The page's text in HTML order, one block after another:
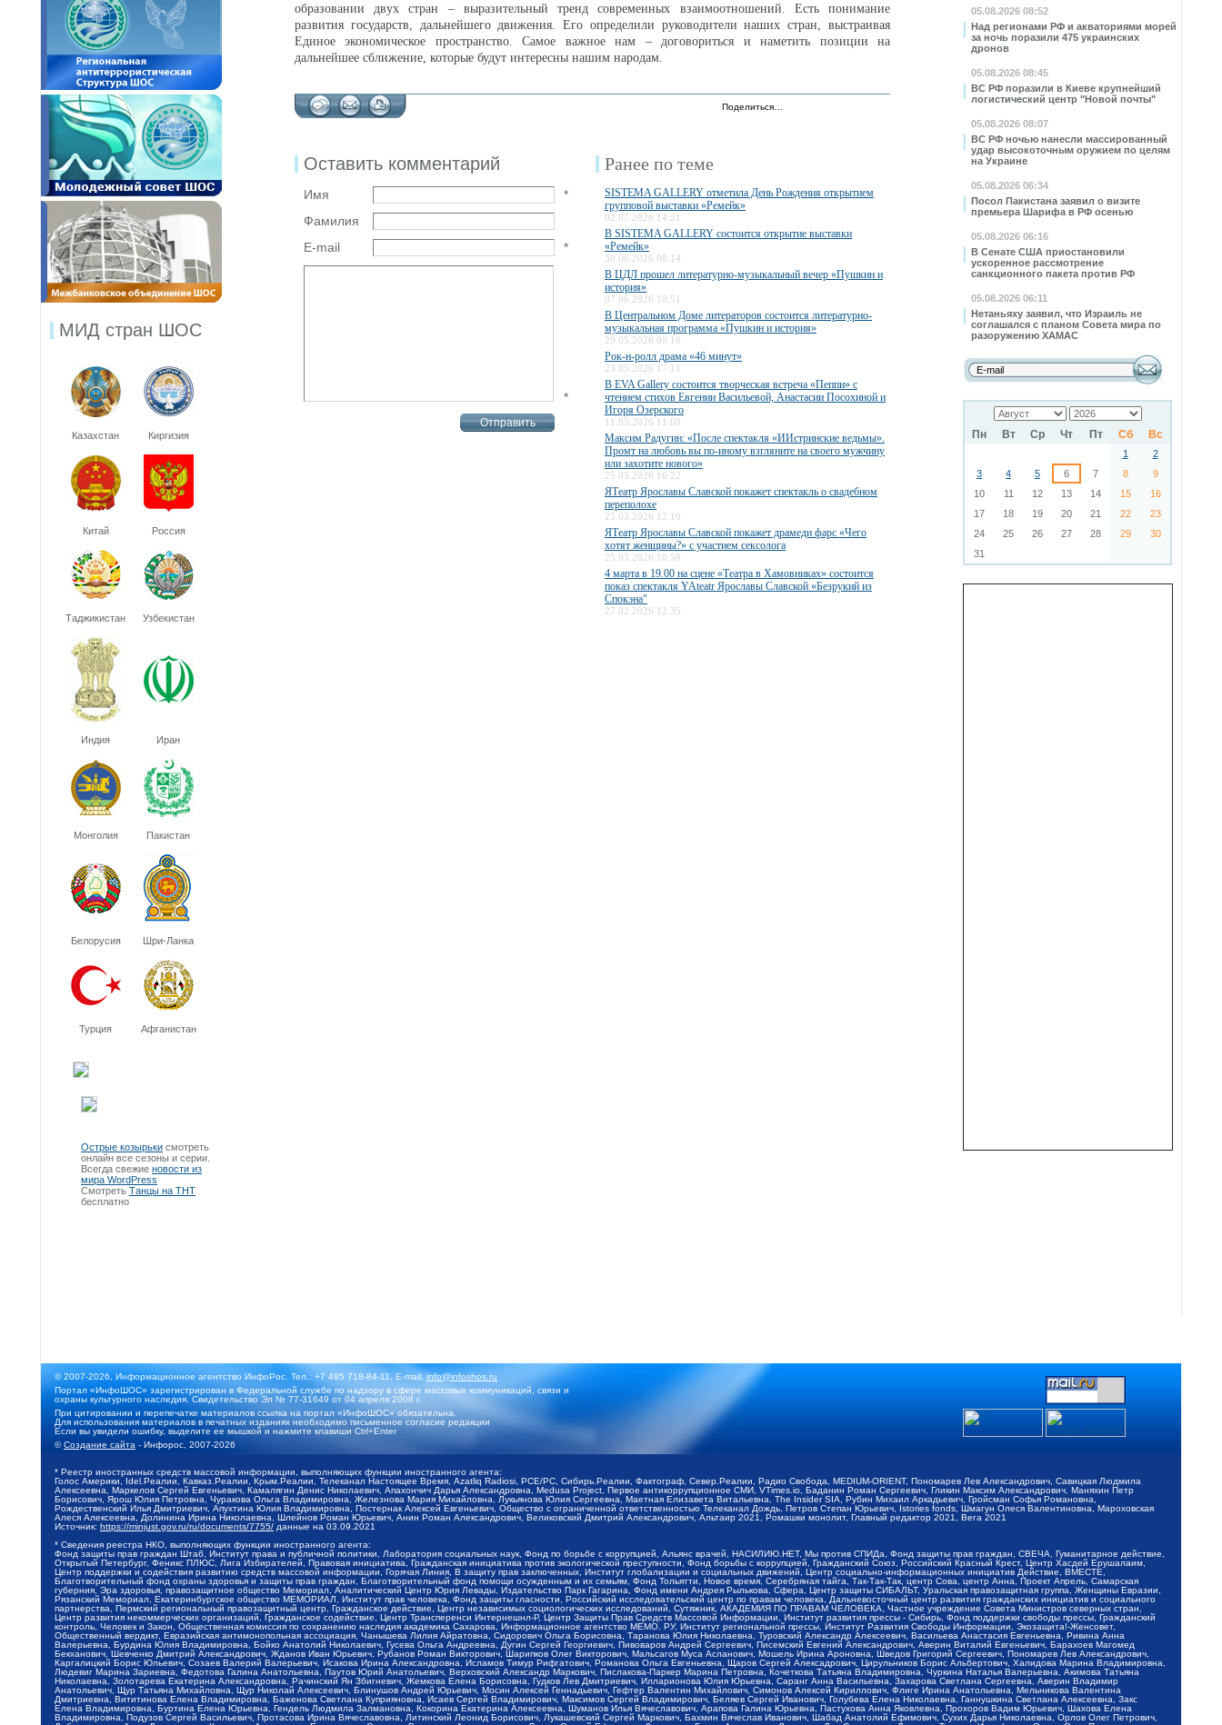
05.08.2026 08:52
Над регионами РФ и акваториями морей
за ночь поразили 475 украинских
дронов
05.08.2026 08:45
ВС РФ поразили в Киеве крупнейший
логистический центр "Новой почты"
05.08.2026 08:07
ВС РФ ночью нанесли массированный
удар высокоточным оружием по целям
на Украине
05.08.2026 06:34
Посол Пакистана заявил о визите
премьера Шарифа в РФ осенью
05.08.2026 06:16
В Сенате США приостановили
ускоренное рассмотрение
санкционного пакета против РФ
05.08.2026 06:11
Нетаньяху заявил, что Израиль не
соглашался с планом Совета мира по
разоружению ХАМАС
Пн Вт Ср Чт Пт Сб Вс
1
2
3
4 5 6 7 8
9
10
11 12 13 14 15
16
17
18 19 20 21 22
23
24
25 26 27 28 29
30
31
МИД стран ШОС
Казахстан Киргизия
Китай Россия
Таджикистан Узбекистан
Индия Иран
Монголия Пакистан
Белорусия Шри-Ланка
Турция Афганистан
Острые козырьки смотреть
онлайн все сезоны и серии.
Всегда свежие новости из
мира WordPress
Смотреть Танцы на ТНТ
бесплатно
образовании двух стран – выразительный тренд современных взаимоотношений. Есть понимание
развития государств, дальнейшего движения. Его определили руководители наших стран, выстраивая
Единое экономическое пространство. Самое важное нам – договориться и наметить позиции на
дальнейшее сближение, которые будут интересны нашим народам.
Поделиться…
Оставить комментарий
Имя
*
Фамилия
E-mail
*
*
Ранее по теме
SISTEMA GALLERY отметила День Рождения открытием
групповой выставки «Ремейк»
02.07.2026 14:21
В SISTEMA GALLERY состоится открытие выставки
«Ремейк»
30.06.2026 08:14
В ЦДЛ прошел литературно-музыкальный вечер «Пушкин и
история»
07.06.2026 10:51
В Центральном Доме литераторов состоится литературно-
музыкальная программа «Пушкин и история»
29.05.2026 09:16
Рок-н-ролл драма «46 минут»
23.05.2026 17:11
В EVA Gallery состоится творческая встреча «Пеппи» с
чтением стихов Евгении Васильевой, Анастасии Посохиной и
Игоря Озерского
11.05.2026 11:08
Максим Радугин: «После спектакля «ИИстринские ведьмы».
Промт на любовь вы по-иному взгляните на своего мужчину
или захотите нового»
25.03.2026 16:22
ЯТеатр Ярославы Славской покажет спектакль о свадебном
переполохе
25.03.2026 12:10
ЯТеатр Ярославы Славской покажет драмеди фарс «Чего
хотят женщины?» с участием сексолога
25.03.2026 10:58
4 марта в 19.00 на сцене «Театра в Хамовниках» состоится
показ спектакля YAteatr Ярославы Славской «Безрукий из
Спокэна"
27.02.2026 12:35
© 2007-2026, Информационное агентство ИнфоРос. Тел.: +7 495 718-84-11, E-mail:info@infoshos.ru
Портал «ИнфоШОС» зарегистрирован в Федеральной службе по надзору в сфере массовых коммуникаций, связи и
охраны культурного наследия. Свидетельство Эл № 77-31649 от 04 апреля 2008 г.
При цитировании и перепечатке материалов ссылка на портал «ИнфоШОС» обязательна.
Для использования материалов в печатных изданиях необходимо письменное согласие редакции
Если вы увидели ошибку, выделите ее мышкой и нажмите клавиши Ctrl+Enter
©Создание сайта - Инфорос, 2007-2026
* Реестр иностранных средств массовой информации, выполняющих функции иностранного агента:
Голос Америки, Idel.Реалии, Кавказ.Реалии, Крым.Реалии, Телеканал Настоящее Время, Azatliq Radiosi, PCE/PC, Сибирь.Реалии, Фактограф, Север.Реалии, Радио Свобода, MEDIUM-ORIENT, Пономарев Лев Александрович, Савицкая Людмила
Алексеевна, Маркелов Сергей Евгеньевич, Камалягин Денис Николаевич, Апахончич Дарья Александровна, Medusa Project, Первое антикоррупционное СМИ, VTimes.io, Баданин Роман Сергеевич, Гликин Максим Александрович, Маняхин Петр
Борисович, Ярош Юлия Петровна, Чуракова Ольга Владимировна, Железнова Мария Михайловна, Лукьянова Юлия Сергеевна, Маетная Елизавета Витальевна, The Insider SIA, Рубин Михаил Аркадьевич, Гройсман Софья Романовна,
Рождественский Илья Дмитриевич, Апухтина Юлия Владимировна, Постернак Алексей Евгеньевич, Общество с ограниченной ответственностью Телеканал Дождь, Петров Степан Юрьевич, Istories fonds, Шмагун Олеся Валентиновна, Мароховская
Алеся Алексеевна, Долинина Ирина Николаевна, Шлейнов Роман Юрьевич, Анин Роман Александрович, Великовский Дмитрий Александрович, Альтаир 2021, Ромашки монолит, Главный редактор 2021, Вега 2021
Источник: https://minjust.gov.ru/ru/documents/7755/ данные на 03.09.2021
* Сведения реестра НКО, выполняющих функции иностранного агента:
Фонд защиты прав граждан Штаб, Институт права и публичной политики, Лаборатория социальных наук, Фонд по борьбе с коррупцией, Альянс врачей, НАСИЛИЮ.НЕТ, Мы против СПИДа, Фонд защиты прав граждан, СВЕЧА, Гуманитарное действие,
Открытый Петербург, Феникс ПЛЮС, Лига Избирателей, Правовая инициатива, Гражданская инициатива против экологической преступности, Фонд борьбы с коррупцией, Гражданский Союз, Российский Красный Крест, Центр Хасдей Ерушалаим,
Центр поддержки и содействия развитию средств массовой информации, Горячая Линия, В защиту прав заключенных, Институт глобализации и социальных движений, Центр социально-информационных инициатив Действие, ВМЕСТЕ,
Благотворительный фонд охраны здоровья и защиты прав граждан, Благотворительный фонд помощи осужденным и их семьям, Фонд Тольятти, Новое время, Серебряная тайга, Так-Так-Так, центр Сова, центр Анна, Проект Апрель, Самарская
губерния, Эра здоровья, правозащитное общество Мемориал, Аналитический Центр Юрия Левады, Издательство Парк Гагарина, Фонд имени Андрея Рылькова, Сфера, Центр защиты СИБАЛЬТ, Уральская правозащитная группа, Женщины Евразии,
Рязанский Мемориал, Екатеринбургское общество МЕМОРИАЛ, Институт прав человека, Фонд защиты гласности, Российский исследовательский центр по правам человека, Дальневосточный центр развития гражданских инициатив и социального
партнерства, Пермский региональный правозащитный центр, Гражданское действие, Центр независимых социологических исследований, Сутяжник, АКАДЕМИЯ ПО ПРАВАМ ЧЕЛОВЕКА, Частное учреждение Совета Министров северных стран,
Центр развития некоммерческих организаций, Гражданское содействие, Центр Трансперенси Интернешнл-Р, Центр Защиты Прав Средств Массовой Информации, Институт развития прессы - Сибирь, Фонд поддержки свободы прессы, Гражданский
контроль, Человек и Закон, Общественная комиссия по сохранению наследия академика Сахарова, Информационное агентство МЕМО. РУ, Институт региональной прессы, Институт Развития Свободы Информации, Экозащита!-Женсовет,
Общественный вердикт, Евразийская антимонопольная ассоциация, Чанышева Лилия Айратовна, Сидорович Ольга Борисовна, Таранова Юлия Николаевна, Туровский Александр Алексеевич, Васильева Анастасия Евгеньевна, Ривина Анна
Валерьевна, Бурдина Юлия Владимировна, Бойко Анатолий Николаевич, Гусева Ольга Андреевна, Дугин Сергей Георгиевич, Пивоваров Андрей Сергеевич, Писемский Евгений Александрович, Аверин Виталий Евгеньевич, Барахоев Магомед
Бекханович, Шевченко Дмитрий Александрович, Жданов Иван Юрьевич, Рубанов Роман Викторович, Шарипков Олег Викторович, Мальсагов Муса Асланович, Мошель Ирина Ароновна, Шведов Григорий Сергеевич, Пономарев Лев Александрович,
Каргалицкий Борис Юльевич, Созаев Валерий Валерьевич, Исакова Ирина Александровна, Исламов Тимур Рифгатович, Романова Ольга Евгеньевна, Щаров Сергей Алексадрович, Цирульников Борис Альбертович, Халидова Марина Владимировна,
Людевиг Марина Зариевна, Федотова Галина Анатольевна, Паутов Юрий Анатольевич, Верховский Александр Маркович, Пислакова-Паркер Марина Петровна, Кочеткова Татьяна Владимировна, Чуркина Наталья Валерьевна, Акимова Татьяна
Николаевна, Золотарева Екатерина Александровна, Рачинский Ян Збигневич, Жемкова Елена Борисовна, Гудков Лев Дмитриевич, Илларионова Юлия Юрьевна, Саранг Анна Васильевна, Захарова Светлана Сергеевна, Аверин Владимир
Анатольевич, Щур Татьяна Михайловна, Щур Николай Алексеевич, Блинушов Андрей Юрьевич, Мосин Алексей Геннадьевич, Гефтер Валентин Михайлович, Симонов Алексей Кириллович, Флиге Ирина Анатольевна, Мельникова Валентина
Дмитриевна, Вититинова Елена Владимировна, Баженова Светлана Куприяновна, Исаев Сергей Владимирович, Максимов Сергей Владимирович, Беляев Сергей Иванович, Голубева Елена Николаевна, Ганнушкина Светлана Алексеевна, Закс
Елена Владимировна, Буртина Елена Юрьевна, Гендель Людмила Залмановна, Кокорина Екатерина Алексеевна, Шуманов Илья Вячеславович, Арапова Галина Юрьевна, Пастухова Анна Яковлевна, Прохоров Вадим Юрьевич, Шахова Елена
Владимировна, Подузов Сергей Васильевич, Протасова Ирина Вячеславовна, Литинский Леонид Борисович, Лукашевский Сергей Маркович, Бахмин Вячеслав Иванович, Шабад Анатолий Ефимович, Сухих Дарья Николаевна, Орлов Олег Петрович,